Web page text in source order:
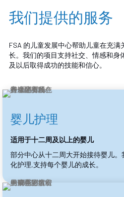
我们提供的服务
FSA 的儿童发展中心帮助儿童在充
长。我们的项目支持社交、情感和身
及以后取得成功的技能和信心。
婴儿护理
适用于十二周及以上的婴儿
部分中心从十二周大开始接待婴儿
化护理,支持每个婴儿的成长。